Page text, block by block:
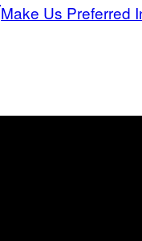
Make Us Preferred